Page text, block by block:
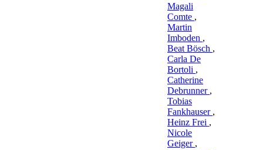
Magali
Comte ,
Martin
Imboden ,
Beat Bösch ,
Carla De
Bortoli ,
Catherine
Debrunner ,
Tobias
Fankhauser ,
Heinz Frei ,
Nicole
Geiger ,